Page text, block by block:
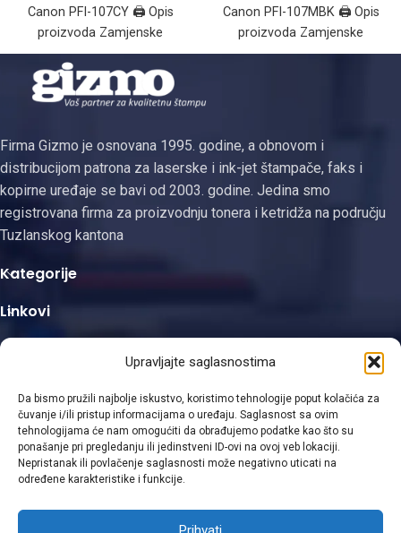
Upravljajte saglasnostima
Da bismo pružili najbolje iskustvo, koristimo tehnologije poput kolačića za
čuvanje i/ili pristup informacijama o uređaju. Saglasnost sa ovim
tehnologijama će nam omogućiti da obrađujemo podatke kao što su
ponašanje pri pregledanju ili jedinstveni ID-ovi na ovoj veb lokaciji.
Nepristanak ili povlačenje saglasnosti može negativno uticati na
određene karakteristike i funkcije.
Canon PFI-107CY 🖨️ Opis
proizvoda Zamjenske
patrone za Canon PFI-107 su
visokokvalitetne ink-patrone
kapaciteta
Canon PFI-107MBK 🖨️ Opis
proizvoda Zamjenske
patrone za Canon PFI-107 su
Firma Gizmo je osnovana 1995. godine, a obnovom i
distribucijom patrona za laserske i ink-jet štampače, faks i
kopirne uređaje se bavi od 2003. godine. Jedina smo
registrovana firma za proizvodnju tonera i ketridža na području
Tuzlanskog kantona
Kategorije
Linkovi
Kontakt informacije
Viber